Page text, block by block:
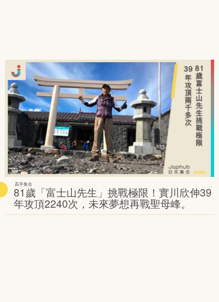
高手集合
81歲「富士山先生」挑戰極限！實川欣伸39
年攻頂2240次，未來夢想再戰聖母峰。